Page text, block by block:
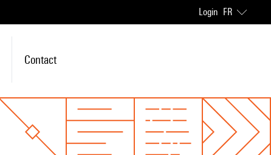
Login FR
Contact